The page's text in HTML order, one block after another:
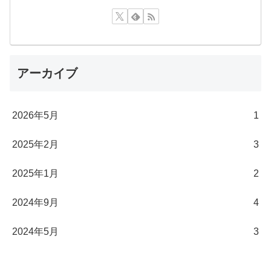
アーカイブ
2026年5月 1
2025年2月 3
2025年1月 2
2024年9月 4
2024年5月 3